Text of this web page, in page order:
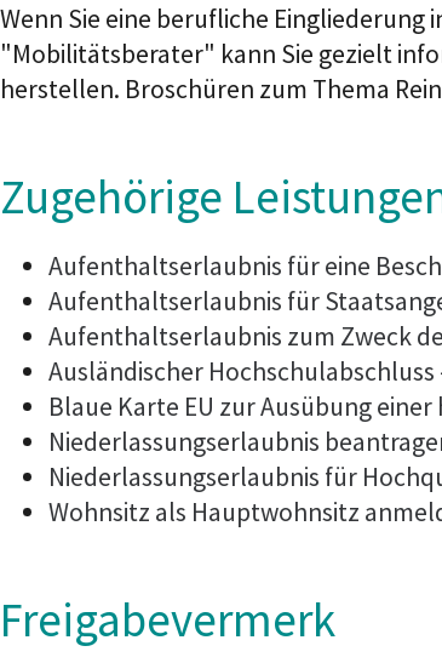
Wenn Sie eine berufliche
"Mobilitätsberater" kann Sie gezielt
herstellen. Broschüren zum Thema
Zugehörige
Aufenthaltserlaubnis für eine
Aufenthaltserlaubnis für
Aufenthaltserlaubnis zum Zweck
Ausländischer
Blaue Karte EU zur Ausübung
Niederlassungserlaubnis
Niederlassungserlaubnis für
Wohnsitz als Hauptwohnsitz
Freigabevermerk